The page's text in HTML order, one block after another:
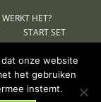
aan
HET?
START SET
VOORWAARDEN
Design
onze website
het gebruiken
instemt.